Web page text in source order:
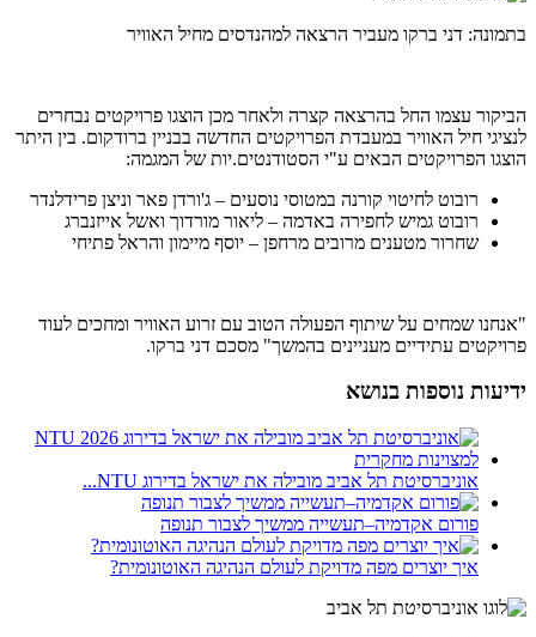
בתמונה: דני ברקו מעביר הרצאה למהנדסים מחיל האוויר
הביקור עצמו החל בהרצאה קצרה ולאחר מכן הוצגו פרויקטים נבחרים
לנציגי חיל האוויר במעבדת הפרויקטים החדשה בבניין ברודקום. בין היתר
הוצגו הפרויקטים הבאים ע"י הסטודנטים.יות של המגמה:
רובוט לחיטוי קורנה במטוסי נוסעים – ג'ורדן פאר וניצן פרידלנדר
רובוט גמיש לחפירה באדמה – ליאור מורדוך ואשל אייזנברג
שחרור מטענים מרובים מרחפן – יוסף מיימון והראל פתיחי
"אנחנו שמחים על שיתוף הפעולה הטוב עם זרוע האוויר ומחכים לעוד
פרויקטים עתידיים מעניינים בהמשך" מסכם דני ברקו.
ידיעות נוספות בנושא
אוניברסיטת תל אביב מובילה את ישראל בדירוג NTU...
פורום אקדמיה–תעשייה ממשיך לצבור תנופה
איך יוצרים מפה מדויקת לעולם הנהיגה האוטונומית?